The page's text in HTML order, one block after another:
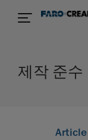
제작 준수
Article